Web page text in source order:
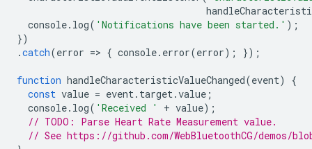
console. log( 'Notifications have been started.' );
})
.catch(error => { console. error(error); });
function handleCharacteristicValueChanged(event)
{
const value = event. target.value ;
console. log( 'Received ' + value);
// TODO: Parse Heart Rate Measurement value.
// See https://github.com/WebBluetoothCG/demos/